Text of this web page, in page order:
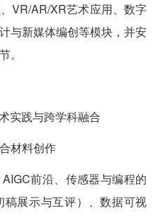
VR/AR/XR艺术应用、数字
与新媒体编创等模块，并安
。
实践与跨学科融合
材料创作
前沿、传感器与编程的
展示与互评）、数据可视